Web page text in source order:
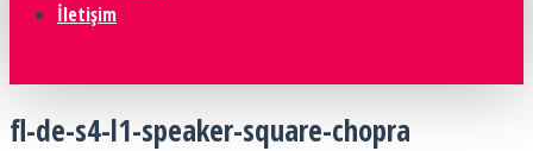
İletişim
fl-de-s4-l1-speaker-square-chopra